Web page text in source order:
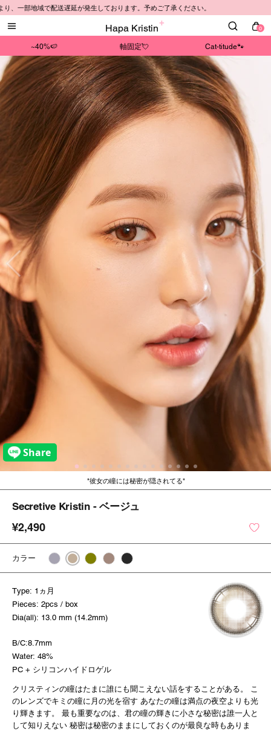
Hapa Kristin 0
~40%🍉 軸固定💘 Cat-titude🐾
で配送遅延が発生しております。予めご了承ください。
彼女の瞳には秘密が隠されてる
Secretive Kristin - ベージュ
¥2,490
カラー
Type: 1ヵ月
Pieces: 2pcs / box
Dia(all): 13.0 mm (14.2mm)
B/C:8.7mm
Water: 48%
PC + シリコンハイドロゲル
クリスティンの瞳はたまに誰にも聞こえない話をすることがある。 こ
のレンズでキミの瞳に月の光を宿す あなたの瞳は満点の夜空よりも光
り輝きます。 最も重要なのは、君の瞳の輝きに小さな秘密は誰一人と
して知りえない 秘密は秘密のままにしておくのが最良な時もありま